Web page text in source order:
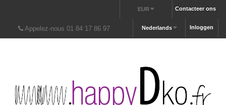
Contacteer ons
EUR
Appelez-nous 01 84 17 86 97 Inloggen
Nederlands